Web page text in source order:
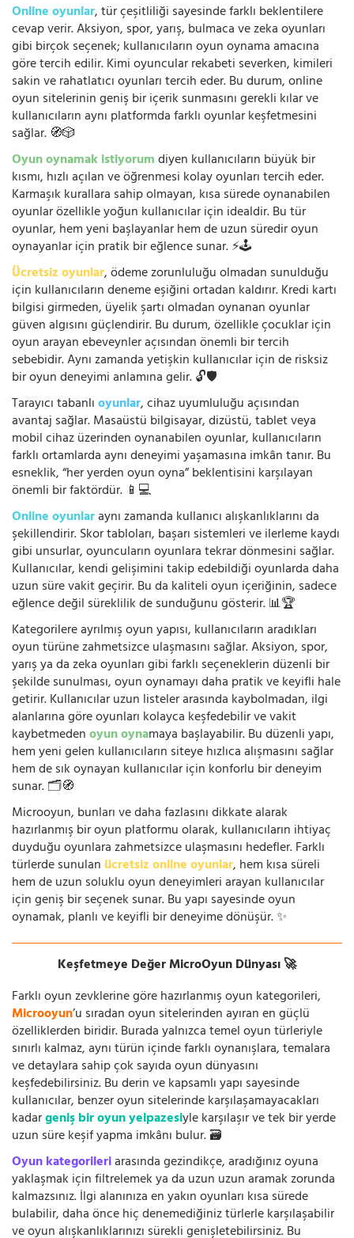
Online oyunlar, tür çeşitliliği sayesinde farklı beklentilere
cevap verir. Aksiyon, spor, yarış, bulmaca ve zeka oyunları
gibi birçok seçenek; kullanıcıların oyun oynama amacına
göre tercih edilir. Kimi oyuncular rekabeti severken, kimileri
sakin ve rahatlatıcı oyunları tercih eder. Bu durum, online
oyun sitelerinin geniş bir içerik sunmasını gerekli kılar ve
kullanıcıların aynı platformda farklı oyunlar keşfetmesini
sağlar. 🧭🎲
Oyun oynamak istiyorumdiyen kullanıcıların büyük bir
kısmı, hızlı açılan ve öğrenmesi kolay oyunları tercih eder.
Karmaşık kurallara sahip olmayan, kısa sürede oynanabilen
oyunlar özellikle yoğun kullanıcılar için idealdir. Bu tür
oyunlar, hem yeni başlayanlar hem de uzun süredir oyun
oynayanlar için pratik bir eğlence sunar. ⚡🕹️
Ücretsiz oyunlar, ödeme zorunluluğu olmadan sunulduğu
için kullanıcıların deneme eşiğini ortadan kaldırır. Kredi kartı
bilgisi girmeden, üyelik şartı olmadan oynanan oyunlar
güven algısını güçlendirir. Bu durum, özellikle çocuklar için
oyun arayan ebeveynler açısından önemli bir tercih
sebebidir. Aynı zamanda yetişkin kullanıcılar için de risksiz
bir oyun deneyimi anlamına gelir. 🔓🛡️
Tarayıcı tabanlıoyunlar, cihaz uyumluluğu açısından
avantaj sağlar. Masaüstü bilgisayar, dizüstü, tablet veya
mobil cihaz üzerinden oynanabilen oyunlar, kullanıcıların
farklı ortamlarda aynı deneyimi yaşamasına imkân tanır. Bu
esneklik, “her yerden oyun oyna” beklentisini karşılayan
önemli bir faktördür. 📱💻
Online oyunlaraynı zamanda kullanıcı alışkanlıklarını da
şekillendirir. Skor tabloları, başarı sistemleri ve ilerleme kaydı
gibi unsurlar, oyuncuların oyunlara tekrar dönmesini sağlar.
Kullanıcılar, kendi gelişimini takip edebildiği oyunlarda daha
uzun süre vakit geçirir. Bu da kaliteli oyun içeriğinin, sadece
eğlence değil süreklilik de sunduğunu gösterir. 📊🏆
Kategorilere ayrılmış oyun yapısı, kullanıcıların aradıkları
oyun türüne zahmetsizce ulaşmasını sağlar. Aksiyon, spor,
yarış ya da zeka oyunları gibi farklı seçeneklerin düzenli bir
şekilde sunulması, oyun oynamayı daha pratik ve keyifli hale
getirir. Kullanıcılar uzun listeler arasında kaybolmadan, ilgi
alanlarına göre oyunları kolayca keşfedebilir ve vakit
kaybetmedenoyun oynamaya başlayabilir. Bu düzenli yapı,
hem yeni gelen kullanıcıların siteye hızlıca alışmasını sağlar
hem de sık oynayan kullanıcılar için konforlu bir deneyim
sunar. 🗂️🧭
Microoyun, bunları ve daha fazlasını dikkate alarak
hazırlanmış bir oyun platformu olarak, kullanıcıların ihtiyaç
duyduğu oyunlara zahmetsizce ulaşmasını hedefler. Farklı
türlerde sunulan ücretsiz online oyunlar, hem kısa süreli
hem de uzun soluklu oyun deneyimleri arayan kullanıcılar
için geniş bir seçenek sunar. Bu yapı sayesinde oyun
oynamak, planlı ve keyifli bir deneyime dönüşür. ✨
Keşfetmeye Değer MicroOyun Dünyası 🚀
Farklı oyun zevklerine göre hazırlanmış oyun kategorileri,
Microoyun’u sıradan oyun sitelerinden ayıran en güçlü
özelliklerden biridir. Burada yalnızca temel oyun türleriyle
sınırlı kalmaz, aynı türün içinde farklı oynanışlara, temalara
ve detaylara sahip çok sayıda oyun dünyasını
keşfedebilirsiniz. Bu derin ve kapsamlı yapı sayesinde
kullanıcılar, benzer oyun sitelerinde karşılaşamayacakları
kadargeniş bir oyun yelpazesiyle karşılaşır ve tek bir yerde
uzun süre keşif yapma imkânı bulur. 🗃️
Oyun kategorileriarasında gezindikçe, aradığınız oyuna
yaklaşmak için filtrelemek ya da uzun uzun aramak zorunda
kalmazsınız. İlgi alanınıza en yakın oyunları kısa sürede
bulabilir, daha önce hiç denemediğiniz türlerle karşılaşabilir
ve oyun alışkanlıklarınızı sürekli genişletebilirsiniz. Bu